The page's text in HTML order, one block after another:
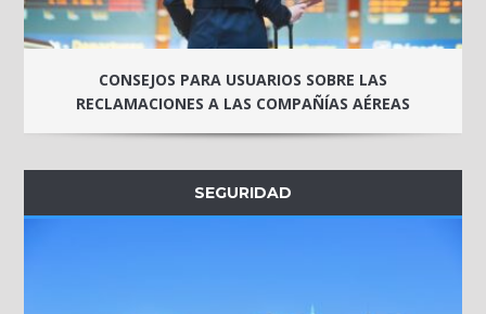
CONSEJOS PARA USUARIOS SOBRE LAS
RECLAMACIONES A LAS COMPAÑÍAS AÉREAS
SEGURIDAD